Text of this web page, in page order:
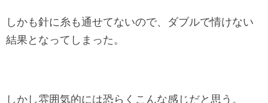
しかも針に糸も通せてないので、ダブルで情けない
結果となってしまった。
しかし雰囲気的には恐らくこんな感じだと思う。